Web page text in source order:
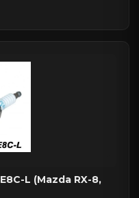
L (Mazda RX-8,